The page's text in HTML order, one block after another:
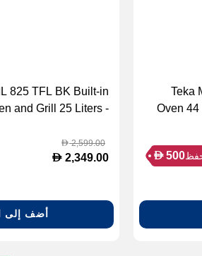
Teka
Oven
D 500
825 TFL BK Built-in
and Grill 25 Liters -
D2,599.00
D 2,349.00
أضف إلى